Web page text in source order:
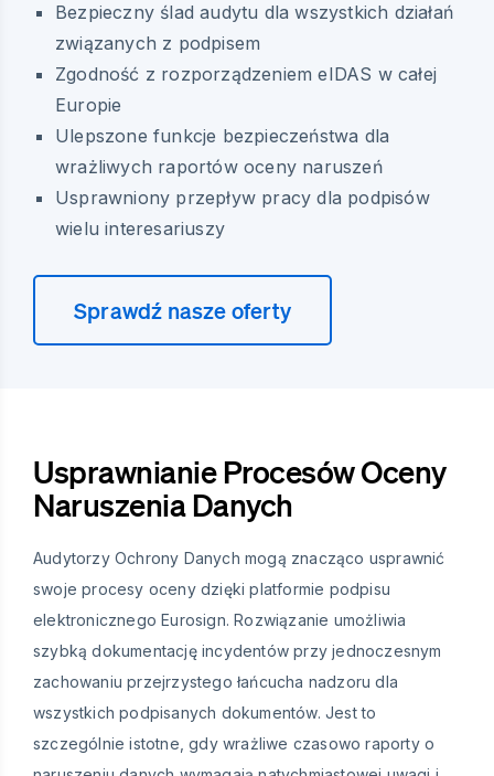
Bezpieczny ślad audytu dla wszystkich działań
związanych z podpisem
Zgodność z rozporządzeniem eIDAS w całej
Europie
Ulepszone funkcje bezpieczeństwa dla
wrażliwych raportów oceny naruszeń
Usprawniony przepływ pracy dla podpisów
wielu interesariuszy
Sprawdź nasze oferty
Usprawnianie Procesów Oceny
Naruszenia Danych
Audytorzy Ochrony Danych mogą znacząco usprawnić
swoje procesy oceny dzięki platformie podpisu
elektronicznego Eurosign. Rozwiązanie umożliwia
szybką dokumentację incydentów przy jednoczesnym
zachowaniu przejrzystego łańcucha nadzoru dla
wszystkich podpisanych dokumentów. Jest to
szczególnie istotne, gdy wrażliwe czasowo raporty o